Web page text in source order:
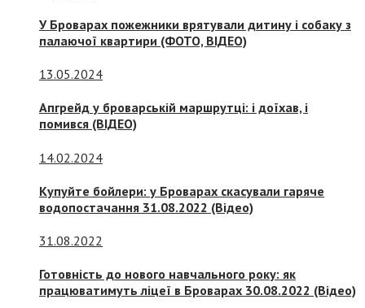
У Броварах пожежники врятували дитину і собаку з
палаючої квартири (ФОТО, ВІДЕО)
13.05.2024
Апгрейд у броварській маршрутці: і доїхав, і
помився (ВІДЕО)
14.02.2024
Купуйте бойлери: у Броварах скасували гаряче
водопостачання 31.08.2022 (Відео)
31.08.2022
Готовність до нового навчального року: як
працюватимуть ліцеї в Броварах 30.08.2022 (Відео)